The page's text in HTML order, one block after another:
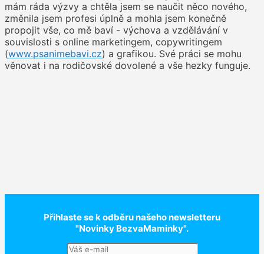
mám ráda výzvy a chtěla jsem se naučit něco nového,
změnila jsem profesi úplně a mohla jsem konečně
propojit vše, co mě baví - výchova a vzdělávání v
souvislosti s online marketingem, copywritingem
(www.psanimebavi.cz) a grafikou. Své práci se mohu
věnovat i na rodičovské dovolené a vše hezky funguje.
Přihlaste se k odběru našeho newsletteru
"Novinky BezvaMaminky".